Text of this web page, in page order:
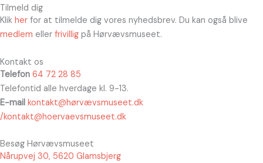
Tilmeld dig
Klik her for at tilmelde dig vores nyhedsbrev. Du kan også blive
medlem eller frivillig på Hørvævsmuseet.
Kontakt os
Telefon 64 72 28 85
Telefontid alle hverdage kl. 9-13.
E-mail kontakt@hørvævsmuseet.dk
/kontakt@hoervaevsmuseet.dk
Besøg Hørvævsmuseet
Nårupvej 30, 5620 Glamsbjerg